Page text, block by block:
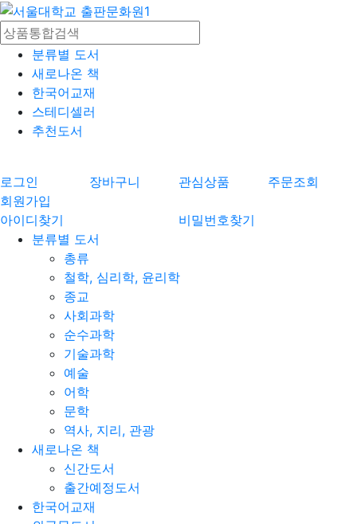
분류별 도서
새로나온 책
한국어교재
스테디셀러
추천도서
로그인 장바구니 관심상품
주문조회
회원가입
아이디찾기
비밀번호찾기
분류별 도서
총류
철학, 심리학, 윤리학
종교
사회과학
순수과학
기술과학
예술
어학
문학
역사, 지리, 관광
새로나온 책
신간도서
출간예정도서
한국어교재